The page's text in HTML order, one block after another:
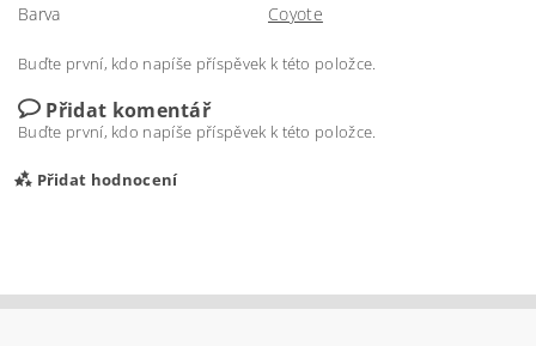
Barva
Coyote
Buďte první, kdo napíše příspěvek k této položce.
Přidat komentář
Buďte první, kdo napíše příspěvek k této položce.
Přidat hodnocení